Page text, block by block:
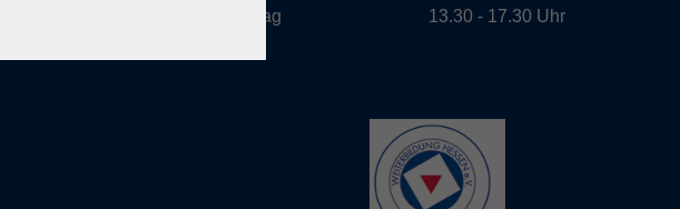
Donnerstag
13.30 - 17.30 Uhr